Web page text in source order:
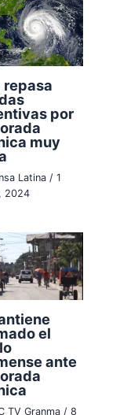
repasa
por
muy
Latina / 1
2024
el
ante
TV Granma / 8